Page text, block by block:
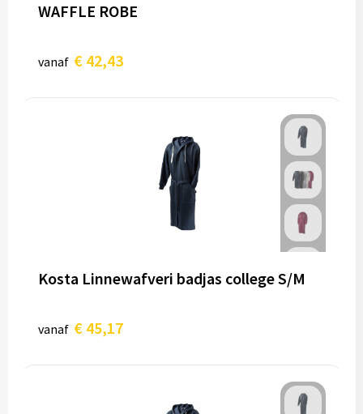
WAFFLE ROBE
vanaf € 42,43
Kosta Linnewafveri badjas college S/M
vanaf € 45,17